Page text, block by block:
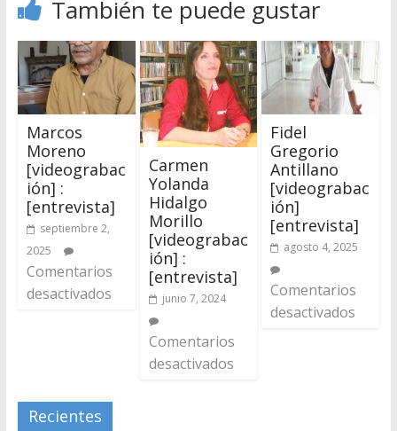
También te puede gustar
Marcos
Moreno
[videograbac
ión] :
[entrevista]
septiembre 2,
2025
Comentarios
desactivados
Carmen
Yolanda
Hidalgo
Morillo
[videograbac
ión] :
[entrevista]
junio 7, 2024
Comentarios
desactivados
Fidel
Gregorio
Antillano
[videograbac
ión]
[entrevista]
agosto 4, 2025
Comentarios
desactivados
Recientes